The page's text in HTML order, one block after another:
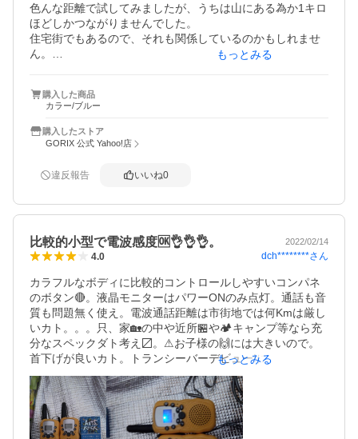
色んな距離で試してみましたが、うちは山にある為か1キロ
ほどしかつながりませんでした。
住宅街でもあるので、それも関係しているのかもしれませ
ん。
ですが、そんなに長距離で子供たちが使うわけでもないの
で、値段と使いやすさ等を考えたら星4つです！
ちなみに息子たちはお互いの寝室で寝るまでトランシーバ
もっとみる
購入した商品
カラー/ブルー
購入したストア
GORIX 公式 Yahoo!店
違反報告 いいね0
比較的小型で電波感度🆗👌👌👌。 2022/02/14
4.0 dch********さん
カラフルなボディに比較的コントロールしやすいコンパネ
のボタン🔴。液晶モニターはパワーONのみ点灯。通話も音
質も問題無く使え。電波通話距離は市街地では何Kmは厳し
いカト。。。只、家🏡の中や近所🏪や🏕キャンプ等なら充
分なスペックダト考え〼。⚠お子様の🙌には大きいので。
首下げが良いカト。トランシーバーデビュー!におすすめデ
ス📡📡📡
もっとみる